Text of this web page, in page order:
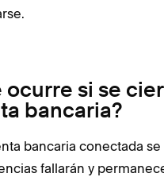
ocurre si se
bancaria?
bancaria conectada se
fallarán y